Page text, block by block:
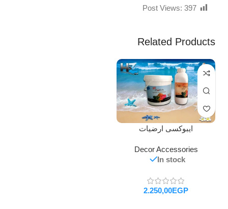
Post Views: 397
Related Products
ايبوكسى ارضيات
Decor Accessories
In stock
EGP